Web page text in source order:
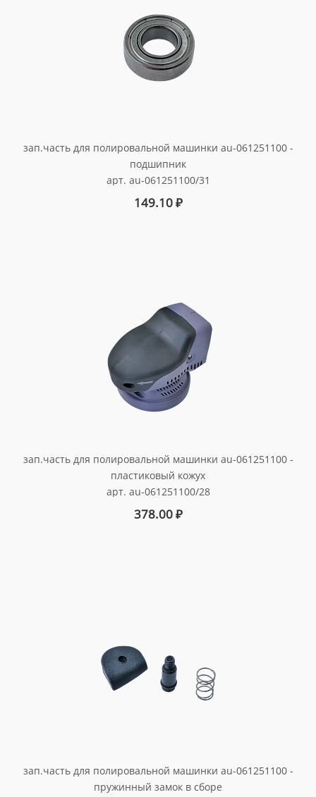
зап.часть для полировальной машинки au-061251100 -
подшипник
арт. au-061251100/31
149.10₽
зап.часть для полировальной машинки au-061251100 -
пластиковый кожух
арт. au-061251100/28
378.00₽
зап.часть для полировальной машинки au-061251100 -
пружинный замок в сборе